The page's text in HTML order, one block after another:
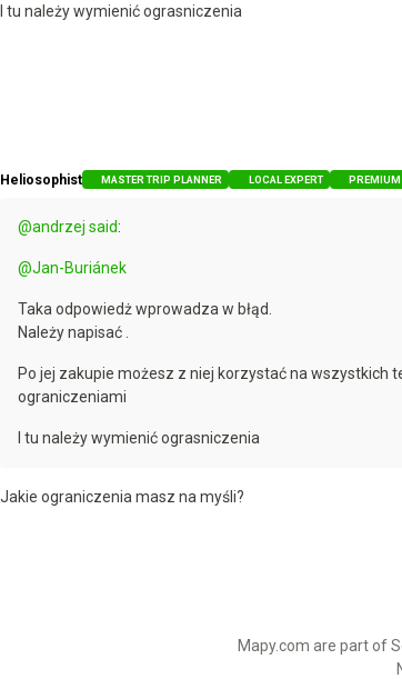
I tu należy wymienić ograsniczenia
Heliosophist MASTER TRIP PLANNER LOCAL EXPERT PREMIUM
@andrzej said:
@Jan-Buriánek
Taka odpowiedż wprowadza w błąd.
Należy napisać .
Po jej zakupie możesz z niej korzystać na wszystkich
ograniczeniami
I tu należy wymienić ograsniczenia
Jakie ograniczenia masz na myśli?
Mapy.com are part of